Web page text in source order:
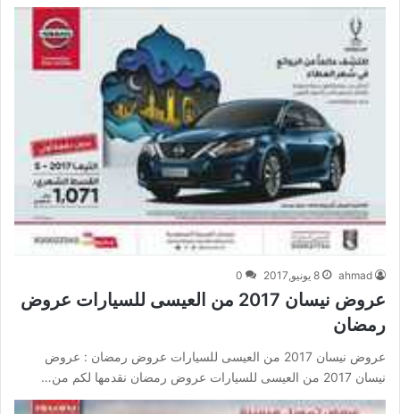
ahmad 8 يونيو,2017 0
عروض نيسان 2017 من العيسى للسيارات عروض
رمضان
عروض نيسان 2017 من العيسى للسيارات عروض رمضان : عروض
نيسان 2017 من العيسى للسيارات عروض رمضان نقدمها لكم من…